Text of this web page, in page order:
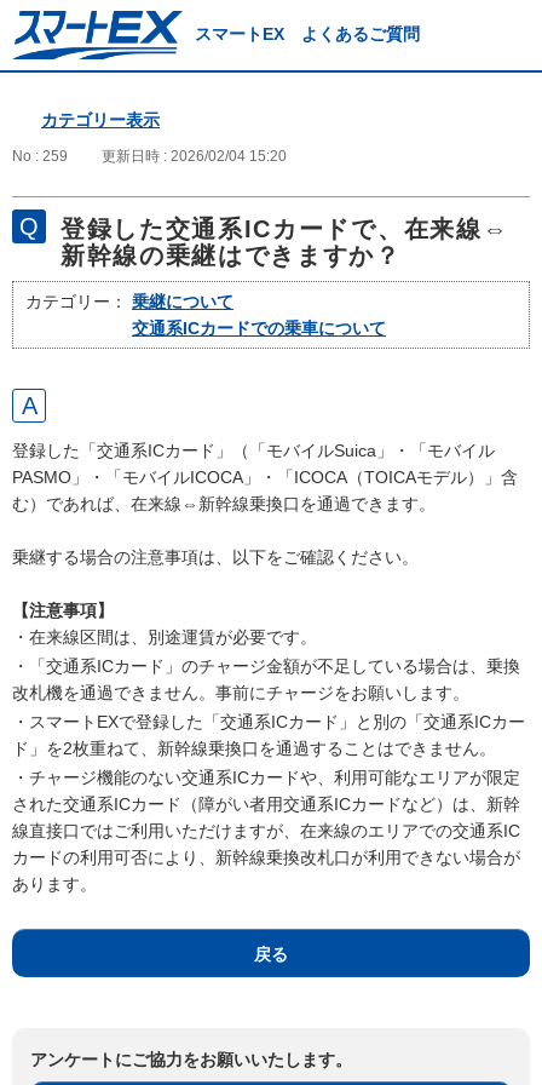
スマートEX よくあるご質問
カテゴリー表示
No : 259 更新日時 : 2026/02/04 15:20
登録した交通系ICカードで、在来線⇔
新幹線の乗継はできますか？
カテゴリー：
乗継について
交通系ICカードでの乗車について
登録した「交通系ICカード」（「モバイルSuica」・「モバイル
PASMO」・「モバイルICOCA」・「ICOCA（TOICAモデル）」含
む）であれば、在来線⇔新幹線乗換口を通過できます。
乗継する場合の注意事項は、以下をご確認ください。
【注意事項】
・在来線区間は、別途運賃が必要です。
・「交通系ICカード」のチャージ金額が不足している場合は、乗換
改札機を通過できません。事前にチャージをお願いします。
・スマートEXで登録した「交通系ICカード」と別の「交通系ICカー
ド」を2枚重ねて、新幹線乗換口を通過することはできません。
・チャージ機能のない交通系ICカードや、利用可能なエリアが限定
された交通系ICカード（障がい者用交通系ICカードなど）は、新幹
線直接口ではご利用いただけますが、在来線のエリアでの交通系IC
カードの利用可否により、新幹線乗換改札口が利用できない場合が
あります。
戻る
アンケートにご協力をお願いいたします。